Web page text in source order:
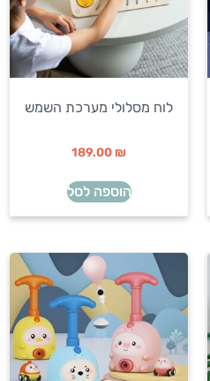
לוח מסלולי מערכת השמש
189.00 ₪
הוספה לסל